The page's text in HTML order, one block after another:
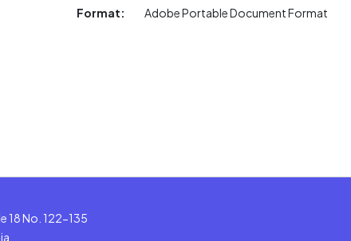
Format:
Adobe Portable Document Format
18 No. 122-135